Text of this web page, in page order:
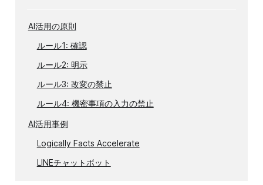
AI活用の原則
ルール1: 確認
ルール2: 明示
ルール3: 改変の禁止
ルール4: 機密事項の入力の禁止
AI活用事例
Logically Facts Accelerate
LINEチャットボット